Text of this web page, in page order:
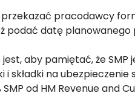
przekazać pracodawcy
podać datę
jest, aby pamiętać, że
i składki na
SMP od HM Revenue and